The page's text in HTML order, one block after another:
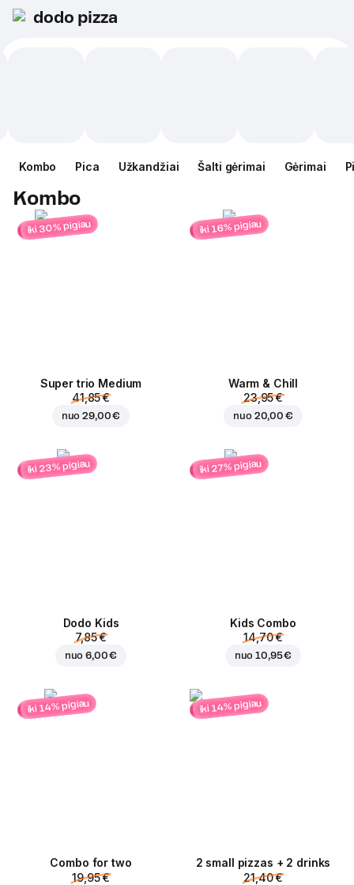
dodo pizza
Kombo Pica Užkandžiai Šalti gėrimai Gėrimai
Kombo
iki 30% pigiau
Super trio Medium
41,85 €
nuo29,00 €
iki 16% pigiau
Warm & Chill
23,95 €
nuo 20,00 €
iki 23% pigiau
Dodo Kids
7,85 €
nuo6,00 €
iki 27% pigiau
Kids Combo
14,70 €
nuo10,95 €
iki 14% pigiau
Combo for two
19,95 €
iki 14% pigiau
2 small pizzas + 2 drinks
21,40 €